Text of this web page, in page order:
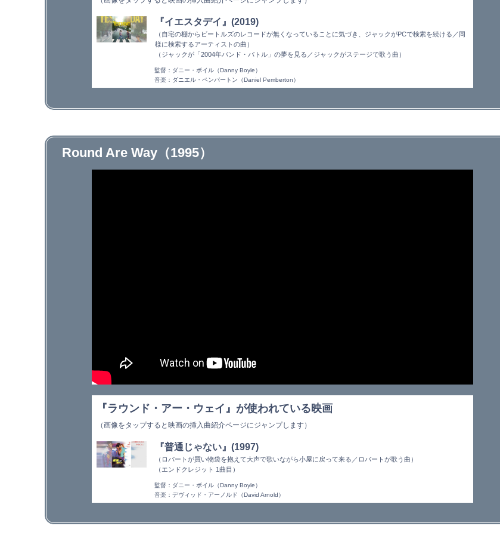
『イエスタデイ』(2019)
（自宅の棚からビートルズのレコードが無くなっていることに気づき、ジャックがPCで検索を続ける／同
様に検索するアーティストの曲）
（ジャックが「2004年バンド・バトル」の夢を見る／ジャックがステージで歌う曲）
監督：ダニー・ボイル（Danny Boyle）
音楽：ダニエル・ペンバートン（Daniel Pemberton）
Round Are Way（1995）
『ラウンド・アー・ウェイ』が使われている映画
（画像をタップすると映画の挿入曲紹介ページにジャンプします）
『普通じゃない』(1997)
（ロバートが買い物袋を抱えて大声で歌いながら小屋に戻って来る／ロバートが歌う曲）
（エンドクレジット 1曲目）
監督：ダニー・ボイル（Danny Boyle）
音楽：デヴィッド・アーノルド（David Arnold）